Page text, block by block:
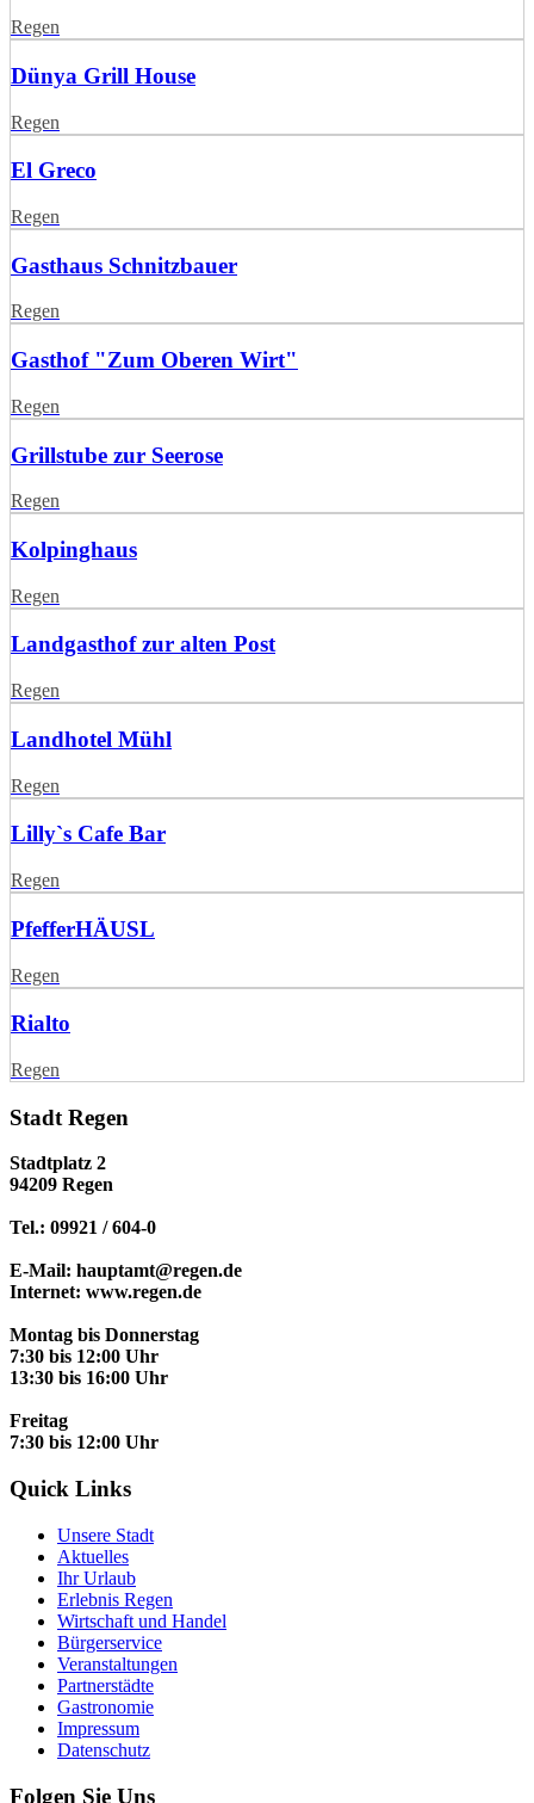
Regen
Dünya Grill House
Regen
El Greco
Regen
Gasthaus Schnitzbauer
Regen
Gasthof "Zum Oberen Wirt"
Regen
Grillstube zur Seerose
Regen
Kolpinghaus
Regen
Landgasthof zur alten Post
Regen
Landhotel Mühl
Regen
Lilly`s Cafe Bar
Regen
PfefferHÄUSL
Regen
Rialto
Regen
Stadt Regen
Stadtplatz 2
94209 Regen
Tel.: 09921 / 604-0
E-Mail: hauptamt@regen.de
Internet: www.regen.de
Montag bis Donnerstag
7:30 bis 12:00 Uhr
13:30 bis 16:00 Uhr
Freitag
7:30 bis 12:00 Uhr
Quick Links
Unsere Stadt
Aktuelles
Ihr Urlaub
Erlebnis Regen
Wirtschaft und Handel
Bürgerservice
Veranstaltungen
Partnerstädte
Gastronomie
Impressum
Datenschutz
Folgen Sie Uns